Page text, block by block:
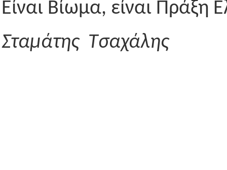
Είναι Βίωμα, είναι Πράξη
Σταμάτης Τσαχάλης